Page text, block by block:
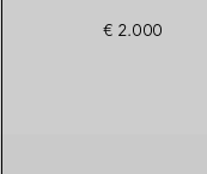
€ 2.000